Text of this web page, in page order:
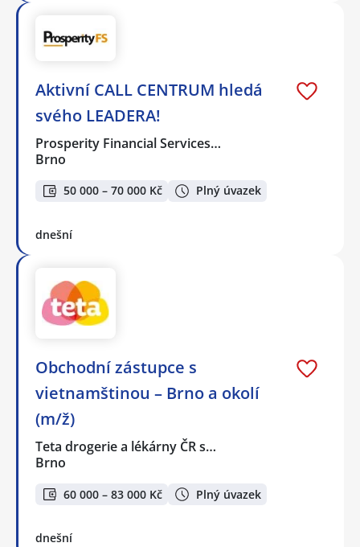
Aktivní CALL CENTRUM hledá
svého LEADERA!
Prosperity Financial Services…
Brno
50 000 – 70 000 Kč Plný úvazek
dnešní
Obchodní zástupce s
vietnamštinou – Brno a okolí
(m/ž)
Teta drogerie a lékárny ČR s…
Brno
60 000 – 83 000 Kč Plný úvazek
dnešní